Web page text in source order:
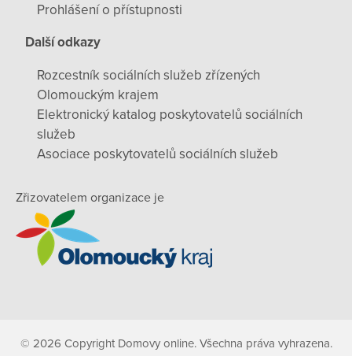
Prohlášení o přístupnosti
Další odkazy
Rozcestník sociálních služeb zřízených
Olomouckým krajem
Elektronický katalog poskytovatelů sociálních
služeb
Asociace poskytovatelů sociálních služeb
Zřizovatelem organizace je
© 2026 Copyright Domovy online. Všechna práva vyhrazena.